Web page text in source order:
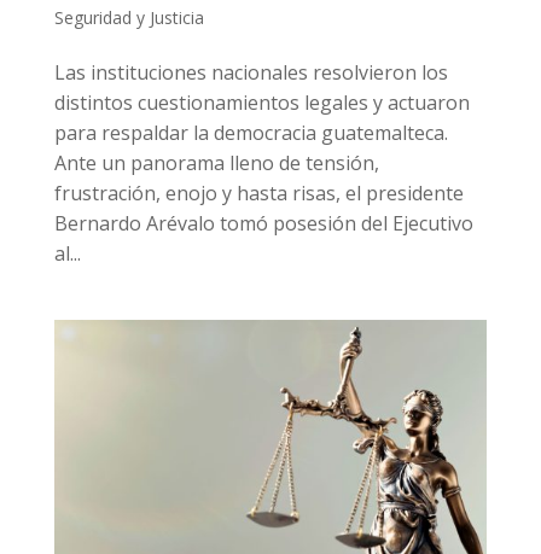
Seguridad y Justicia
Las instituciones nacionales resolvieron los
distintos cuestionamientos legales y actuaron
para respaldar la democracia guatemalteca.
Ante un panorama lleno de tensión,
frustración, enojo y hasta risas, el presidente
Bernardo Arévalo tomó posesión del Ejecutivo
al...